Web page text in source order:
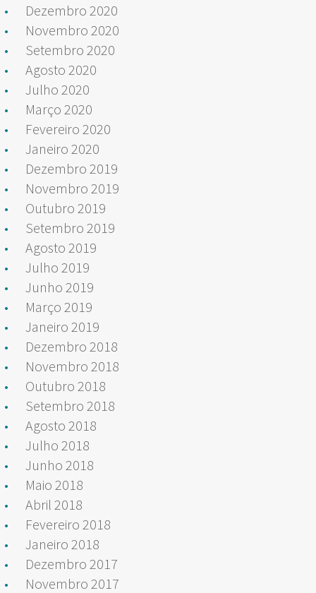
Dezembro 2020
Novembro 2020
Setembro 2020
Agosto 2020
Julho 2020
Março 2020
Fevereiro 2020
Janeiro 2020
Dezembro 2019
Novembro 2019
Outubro 2019
Setembro 2019
Agosto 2019
Julho 2019
Junho 2019
Março 2019
Janeiro 2019
Dezembro 2018
Novembro 2018
Outubro 2018
Setembro 2018
Agosto 2018
Julho 2018
Junho 2018
Maio 2018
Abril 2018
Fevereiro 2018
Janeiro 2018
Dezembro 2017
Novembro 2017